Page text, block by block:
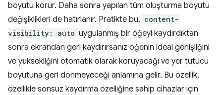
boyutu korur. Daha sonra yapılan tüm oluşturma boyutu
değişiklikleri de hatırlanır. Pratikte bu, content-
visibility: auto uygulanmış bir öğeyi kaydırdıktan
sonra ekrandan geri kaydırırsanız öğenin ideal genişliğini
ve yüksekliğini otomatik olarak koruyacağı ve yer tutucu
boyutuna geri dönmeyeceği anlamına gelir. Bu özellik,
özellikle sonsuz kaydırma özelliğine sahip cihazlar için